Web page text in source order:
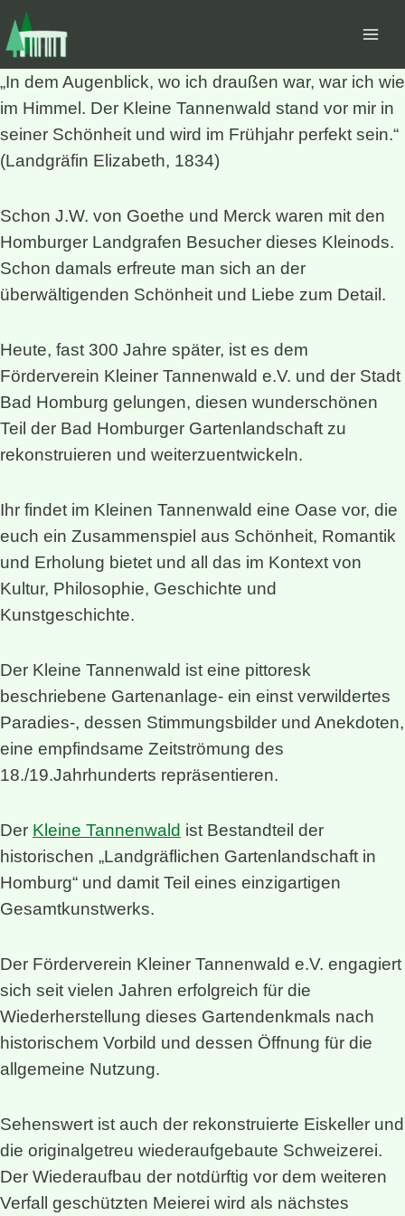
Zum
Inhalt
springen
„In dem Augenblick, wo ich draußen war, war ich wie
im Himmel. Der Kleine Tannenwald stand vor mir in
seiner Schönheit und wird im Frühjahr perfekt sein.“
(Landgräfin Elizabeth, 1834)
Schon J.W. von Goethe und Merck waren mit den
Homburger Landgrafen Besucher dieses Kleinods.
Schon damals erfreute man sich an der
überwältigenden Schönheit und Liebe zum Detail.
Heute, fast 300 Jahre später, ist es dem
Förderverein Kleiner Tannenwald e.V. und der Stadt
Bad Homburg gelungen, diesen wunderschönen
Teil der Bad Homburger Gartenlandschaft zu
rekonstruieren und weiterzuentwickeln.
Ihr findet im Kleinen Tannenwald eine Oase vor, die
euch ein Zusammenspiel aus Schönheit, Romantik
und Erholung bietet und all das im Kontext von
Kultur, Philosophie, Geschichte und
Kunstgeschichte.
Der Kleine Tannenwald ist eine pittoresk
beschriebene Gartenanlage- ein einst verwildertes
Paradies-, dessen Stimmungsbilder und Anekdoten,
eine empfindsame Zeitströmung des
18./19.Jahrhunderts repräsentieren.
Der Kleine Tannenwald ist Bestandteil der
historischen „Landgräflichen Gartenlandschaft in
Homburg“ und damit Teil eines einzigartigen
Gesamtkunstwerks.
Der Förderverein Kleiner Tannenwald e.V. engagiert
sich seit vielen Jahren erfolgreich für die
Wiederherstellung dieses Gartendenkmals nach
historischem Vorbild und dessen Öffnung für die
allgemeine Nutzung.
Sehenswert ist auch der rekonstruierte Eiskeller und
die originalgetreu wiederaufgebaute Schweizerei.
Der Wiederaufbau der notdürftig vor dem weiteren
Verfall geschützten Meierei wird als nächstes